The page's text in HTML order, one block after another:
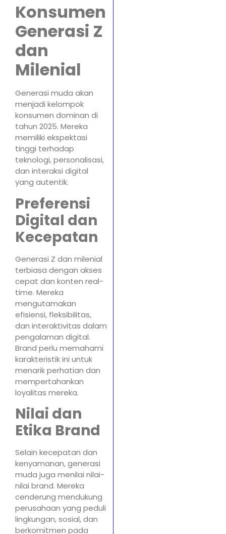
Konsumen
Generasi Z
dan
Milenial
Generasi muda akan
menjadi kelompok
konsumen dominan di
tahun 2025. Mereka
memiliki ekspektasi
tinggi terhadap
teknologi, personalisasi,
dan interaksi digital
yang autentik.
Preferensi
Digital dan
Kecepatan
Generasi Z dan milenial
terbiasa dengan akses
cepat dan konten real-
time. Mereka
mengutamakan
efisiensi, fleksibilitas,
dan interaktivitas dalam
pengalaman digital.
Brand perlu memahami
karakteristik ini untuk
menarik perhatian dan
mempertahankan
loyalitas mereka.
Nilai dan
Etika Brand
Selain kecepatan dan
kenyamanan, generasi
muda juga menilai nilai-
nilai brand. Mereka
cenderung mendukung
perusahaan yang peduli
lingkungan, sosial, dan
berkomitmen pada